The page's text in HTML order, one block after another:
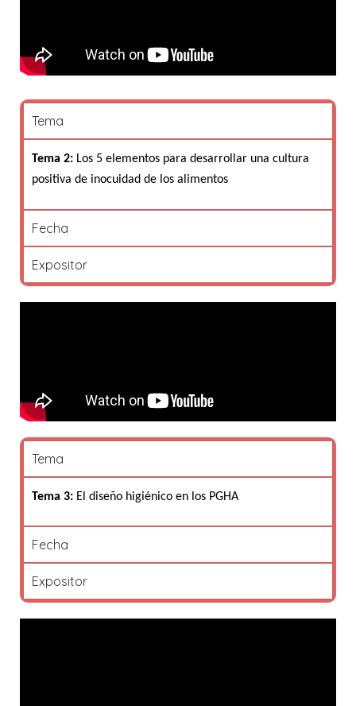
Tema
Tema 2: Los 5 elementos para desarrollar una cultura
positiva de inocuidad de los alimentos
Fecha
Expositor
Tema
Tema 3: El diseño higiénico en los PGHA
Fecha
Expositor